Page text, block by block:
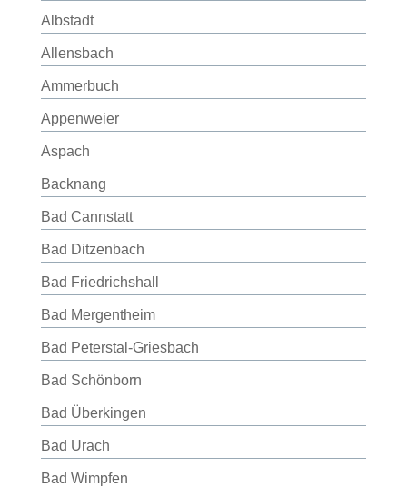
Albstadt
Allensbach
Ammerbuch
Appenweier
Aspach
Backnang
Bad Cannstatt
Bad Ditzenbach
Bad Friedrichshall
Bad Mergentheim
Bad Peterstal-Griesbach
Bad Schönborn
Bad Überkingen
Bad Urach
Bad Wimpfen